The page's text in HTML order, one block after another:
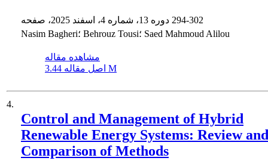
294-302
Nasim Bagheri؛ Behrouz Tousi؛ Saed Mahmoud Alilou
مشاهده مقاله
اصل مقاله 3.44 M
4.
Control and Management of Hybrid
Renewable Energy Systems: Review and
Comparison of Methods